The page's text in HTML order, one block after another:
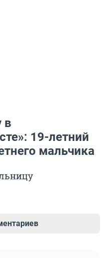
в
19-летний
мальчика